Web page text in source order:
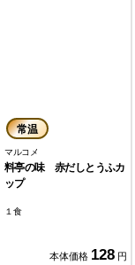
常温
マルコメ
料亭の味 赤だしとうふカ
ップ
１食
本体価格 128 円